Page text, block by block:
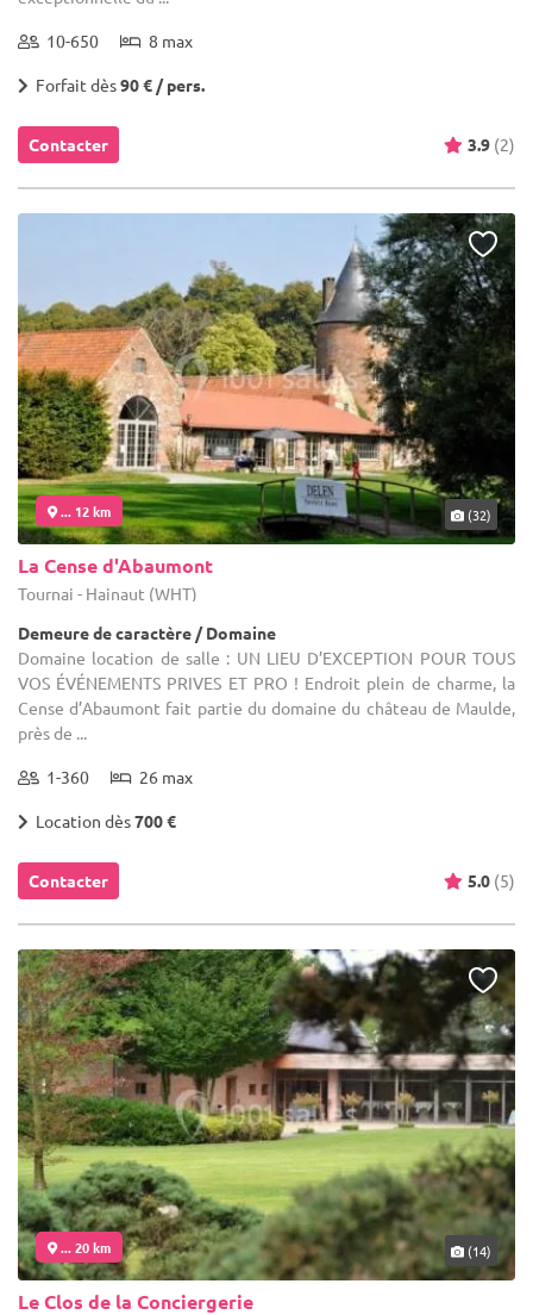
10-650 8 max
Forfait dès90 € / pers.
Contacter 3.9 (2)
... 12 km (32)
La Cense d'Abaumont
Tournai - Hainaut (WHT)
Demeure de caractère / Domaine
Domaine location de salle : UN LIEU D’EXCEPTION POUR TOUS
VOS ÉVÉNEMENTS PRIVES ET PRO ! Endroit plein de charme, la
Cense d’Abaumont fait partie du domaine du château de Maulde,
près de ...
1-360 26 max
Location dès700 €
Contacter 5.0 (5)
... 20 km (14)
Le Clos de la Conciergerie